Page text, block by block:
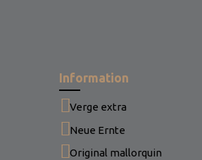
Information
Verge extra
Neue Ernte
Original mallorquin